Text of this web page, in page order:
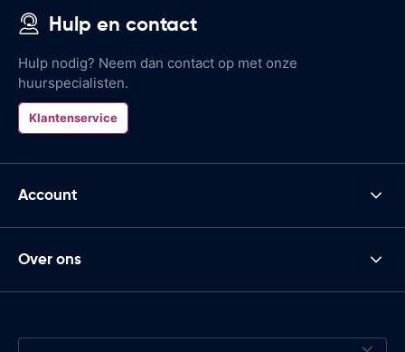
Hulp en contact
Hulp nodig? Neem dan contact op met onze
huurspecialisten.
Klantenservice
Account
Over ons